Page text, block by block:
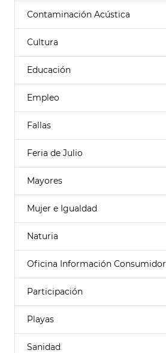
Contaminación Acústica
Cultura
Educación
Empleo
Fallas
Feria de Julio
Mayores
Mujer e Igualdad
Naturia
Oficina Información Consumidor
Participación
Playas
Sanidad